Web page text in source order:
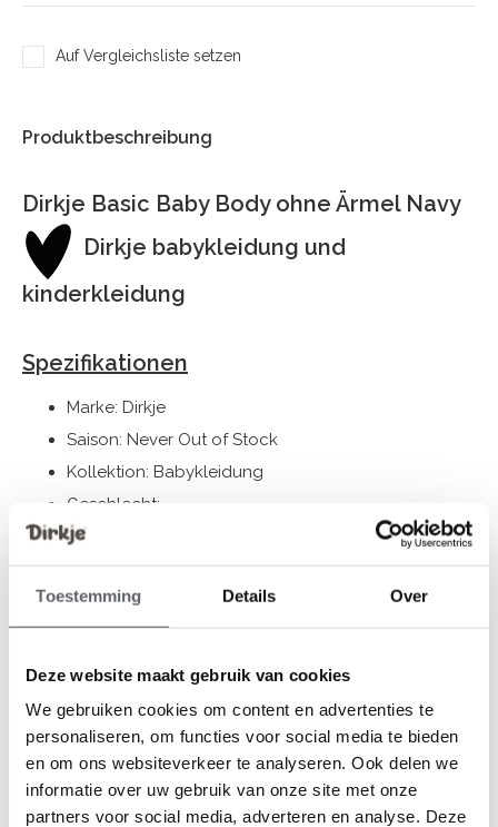
Toestemming Details Over
Deze website maakt gebruik van cookies
We gebruiken cookies om content en advertenties te
personaliseren, om functies voor social media te bieden
en om ons websiteverkeer te analyseren. Ook delen we
informatie over uw gebruik van onze site met onze
partners voor social media, adverteren en analyse. Deze
Auf Vergleichsliste setzen
Produktbeschreibung
Dirkje Basic Baby Body ohne Ärmel Navy
Dirkje babykleidung und
kinderkleidung
Spezifikationen
Marke: Dirkje
Saison: Never Out of Stock
Kollektion: Babykleidung
Geschlecht:
Farbe: Navy
Zusammensetzung: 95% Cotton/ 5% Elastane
Artikelnummer: N53
Die Bekleidung von Dirkje fällt größengerecht aus. Wir
Ihres Kindes auszuwählen.
Sollten Sie zweifeln, klicken Siehierfür unsere
Größentabelle.